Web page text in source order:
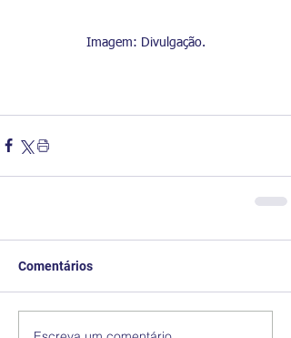
Imagem: Divulgação.
Comentários